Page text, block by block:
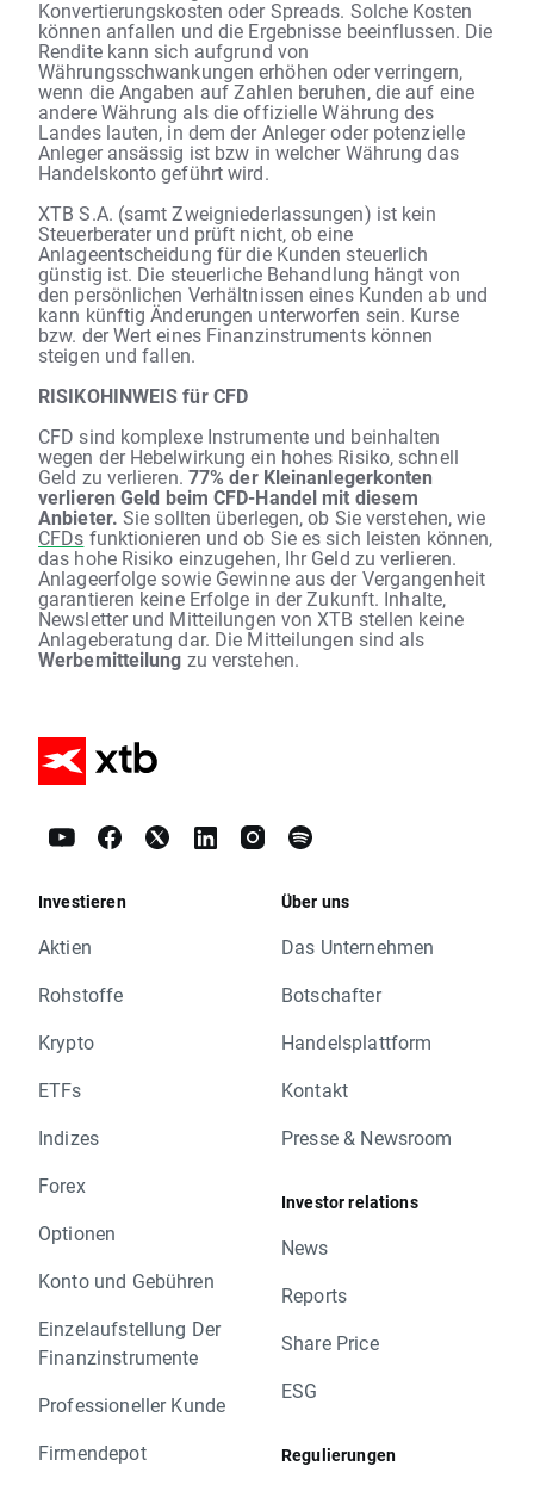
Konvertierungskosten oder Spreads. Solche Kosten
können anfallen und die Ergebnisse beeinflussen. Die
Rendite kann sich aufgrund von
Währungsschwankungen erhöhen oder verringern,
wenn die Angaben auf Zahlen beruhen, die auf eine
andere Währung als die offizielle Währung des
Landes lauten, in dem der Anleger oder potenzielle
Anleger ansässig ist bzw in welcher Währung das
Handelskonto geführt wird.
XTB S.A. (samt Zweigniederlassungen) ist kein
Steuerberater und prüft nicht, ob eine
Anlageentscheidung für die Kunden steuerlich
günstig ist. Die steuerliche Behandlung hängt von
den persönlichen Verhältnissen eines Kunden ab und
kann künftig Änderungen unterworfen sein. Kurse
bzw. der Wert eines Finanzinstruments können
steigen und fallen.
RISIKOHINWEIS für CFD
CFD sind komplexe Instrumente und beinhalten
wegen der Hebelwirkung ein hohes Risiko, schnell
Geld zu verlieren. 77% der Kleinanlegerkonten
verlieren Geld beim CFD-Handel mit diesem
Anbieter. Sie sollten überlegen, ob Sie verstehen, wie
CFDs funktionieren und ob Sie es sich leisten können,
das hohe Risiko einzugehen, Ihr Geld zu verlieren.
Anlageerfolge sowie Gewinne aus der Vergangenheit
garantieren keine Erfolge in der Zukunft. Inhalte,
Newsletter und Mitteilungen von XTB stellen keine
Anlageberatung dar. Die Mitteilungen sind als
Werbemitteilung zu verstehen.
Investieren
Aktien
Rohstoffe
Krypto
ETFs
Indizes
Forex
Optionen
Konto und Gebühren
Einzelaufstellung Der
Finanzinstrumente
Professioneller Kunde
Firmendepot
Über uns
Das Unternehmen
Botschafter
Handelsplattform
Kontakt
Presse & Newsroom
Investor relations
News
Reports
Share Price
ESG
Regulierungen